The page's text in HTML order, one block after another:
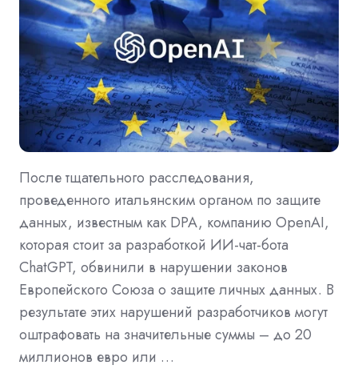
После тщательного расследования,
проведенного итальянским органом по защите
данных, известным как DPA, компанию OpenAI,
которая стоит за разработкой ИИ-чат-бота
ChatGPT, обвинили в нарушении законов
Европейского Союза о защите личных данных. В
результате этих нарушений разработчиков могут
оштрафовать на значительные суммы – до 20
миллионов евро или …